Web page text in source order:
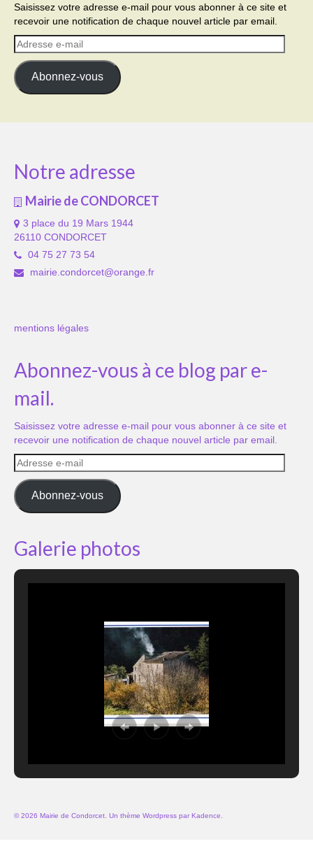
Saisissez votre adresse e-mail pour vous abonner à ce site et
recevoir une notification de chaque nouvel article par email.
Adresse
e-
mail
Abonnez-vous
Notre adresse
Mairie de CONDORCET
3 place du 19 Mars 1944
26110 CONDORCET
04 75 27 73 54
mairie.condorcet@orange.fr
mentions légales
Abonnez-vous à ce blog par e-
mail.
Saisissez votre adresse e-mail pour vous abonner à ce site et
recevoir une notification de chaque nouvel article par email.
Adresse
e-
mail
Abonnez-vous
Galerie photos
© 2026 Mairie de Condorcet. Un thème Wordpress par Kadence.